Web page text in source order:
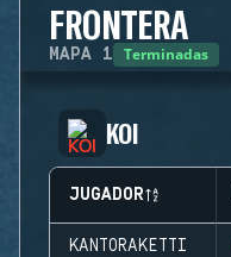
FRONTERA
MAPA 1 Terminadas
KOI
JUGADOR
KANTORAKETTI